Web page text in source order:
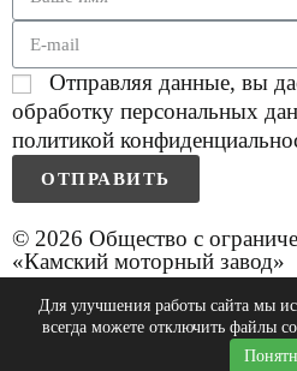
Отправляя данные, вы
обработку персональных
политикой
ОТПРАВИТЬ
© 2026 Общество с
«Камский моторный завод»
Для улучшения работы сайта мы
всегда можете отключить файлы